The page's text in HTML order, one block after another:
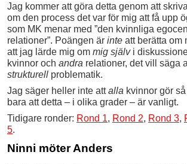
Jag kommer att göra detta genom att
om den process det var för mig att få upp
som MK menar med ”den kvinnliga
relationer”. Poängen är inte att berätta om
att jag lärde mig om mig självi
kvinnor och andra relationer, det vill säga
strukturell problematik.
Jag säger heller inte attalla kvinnor gör
bara att detta – i olika grader – är vanligt.
Tidigare ronder: Rond 1, Rond 2, Rond 3,
5.
Ninni möter Anders